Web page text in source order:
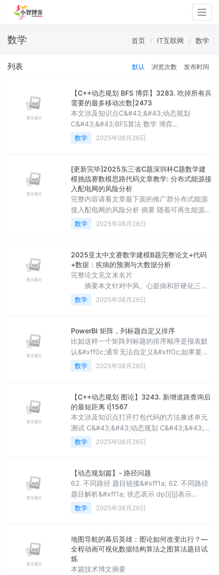
数学 首页 IT互联网 数学
列表 默认 浏览次数 发布时间
【C++动态规划 BFS 博弈】3283. 吃掉所有兵
需要的最多移动次数|2473
本文涉及知识点C&#43;&#43;动态规划
C&#43;&#43;BFS算法 数学 博弈
LeetCode3283. 吃掉所有兵需要的最多移动
次数给你一个 50 x 50 的国际象棋棋盘
个整数 kx 和 ky &#xff0c;其中 (kx, ky) 表示
马所在的位置&#xff0c;同时还有一个二维数组
positions &#xff0c;其中
数学 2025年08月26日
[更新完毕]2025东三省C题深圳杯C题数学建
模挑战赛数模思路代码文章教学: 分布式能源接
入配电网的风险分析
完整内容请看文章最下面的推广群分布式能源
接入配电网的风险分析 摘要 随着可再生能源渗
透率的不断提升&#xff0c;分布式光伏发电在配
电网中的大规模接入给传统电力系统运行带来
特征&#xff0c;加之配电网拓扑结构的复杂性
&#xff0c;使得系统面临失负荷和过负荷双重风
险。特别是在高比例可再生能源接入场景下
&#xff0c;传统的确定性风险评估方法已难以准
确反
数学 2025年08月26日
2025亚太中文赛数学建模B题完整论文+代码
+数据：疾病的预测与大数据分析
完整论文见文末名片
摘要本文针对中风、心脏病和肝硬化三种
高致死率疾病&#xff0c;基于提供的
stroke.csv、heart.csv和cirrhosis.csv数据集
挖掘影响患病概率的关键因素&#xff0c;构建单
疾病患病概率预测模型并进行检验与改进&#xf
数学 2025年08月26日
PowerBI 矩阵，列标题自定义排序
比如这样一个矩阵列标题的排序顺序是报表默
认&#xff0c;通常无法自定义&#xff0c;如果要自
定义&#xff0c;可以使用下面方法&#xff1a;”主
页“-&gt;&#34;输入数据&#34;-&gt;”新建表“给
门店按照ID排序再建立关系最后把门店表的门
店名称放入矩阵的列里矩阵的列标题的排序顺
序就能自定义啦
数学 2025年08月26日
【C++动态规划 图论】3243. 新增道路查询后
的最短距离 I|1567
本文涉及知识点打开打包代码的方法兼述单元
测试 C&#43;&#43;动态规划 C&#43;&#43;图
论 LeetCode3243. 新增道路查询后的最短距
离 I给你一个整数 n 和一个二维整数数组
- 1。初始时&#xff0c;每个城市 i 都有一条单向
道路通往城市 i &#43; 1&#xff08; 0 &lt;&#61;
数学 2025年08月26日
【动态规划篇】- 路径问题
62. 不同路径 题目链接&#xff1a; 62. 不同路径
题目解析&#xff1a; 状态表示 dp[i][j]表示
&#xff1a;以[i][j]为终点时&#xff0c;一共有多少
种路径。 状态转移方程 以[i][j]最近的几步来分
到达[i][j],要么从[i][j-1]向右走一步到达[i][j]。
所以dp[i][j] &#61
数学 2025年08月26日
地图导航的幕后英雄：图论如何改变出行？—
全程动画可视化数据结构算法之图算法题目试
炼
本篇技术博文摘要